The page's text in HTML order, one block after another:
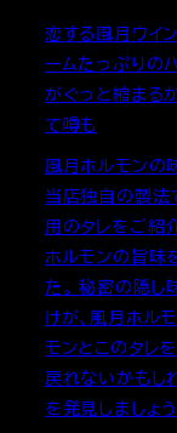
恋する風月ウイ
ームたっぷりの
がぐっと縮まる
て噂も
風月ホルモンの
当店独自の製法
用のタレをご紹
ホルモンの旨味
た。 秘密の隠し
けが、風月ホル
モンとこのタレ
戻れないかもし
を発見しましょ